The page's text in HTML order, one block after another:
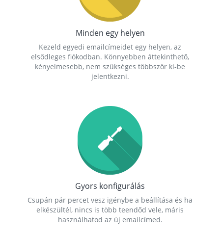
Minden egy helyen
Kezeld egyedi emailcímeidet egy helyen, az
elsődleges fiókodban. Könnyebben áttekinthető,
kényelmesebb, nem szükséges többször ki-be
jelentkezni.
Gyors konfigurálás
Csupán pár percet vesz igénybe a beállítása és ha
elkészültél, nincs is több teendőd vele, máris
használhatod az új emailcímed.